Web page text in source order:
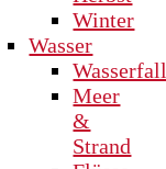
Winter
Wasser
Wasserfall
Meer
&
Strand